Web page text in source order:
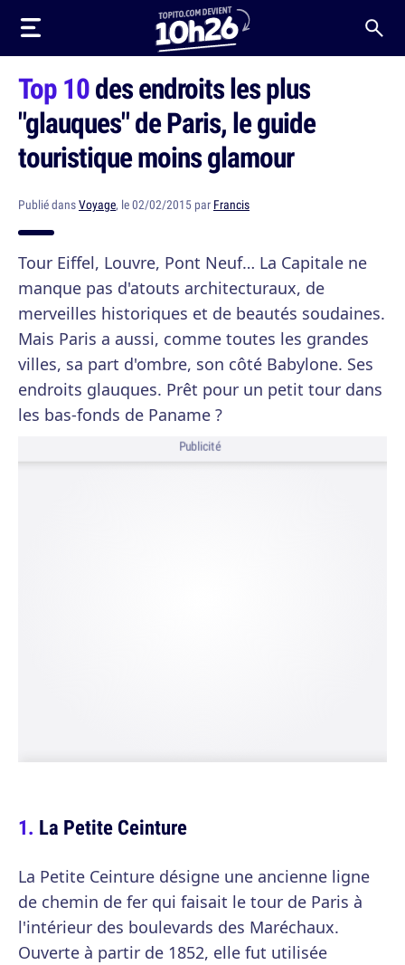
Top 10des endroits les plus
"glauques" de Paris, le guide
touristique moins glamour
Publié dansVoyage, le 02/02/2015 par Francis
Tour Eiffel, Louvre, Pont Neuf… La Capitale ne
manque pas d'atouts architecturaux, de
merveilles historiques et de beautés soudaines.
Mais Paris a aussi, comme toutes les grandes
villes, sa part d'ombre, son côté Babylone. Ses
endroits glauques. Prêt pour un petit tour dans
les bas-fonds de Paname ?
Publicité
La Petite Ceinture
La Petite Ceinture désigne une ancienne ligne
de chemin de fer qui faisait le tour de Paris à
l'intérieur des boulevards des Maréchaux.
Ouverte à partir de 1852, elle fut utilisée